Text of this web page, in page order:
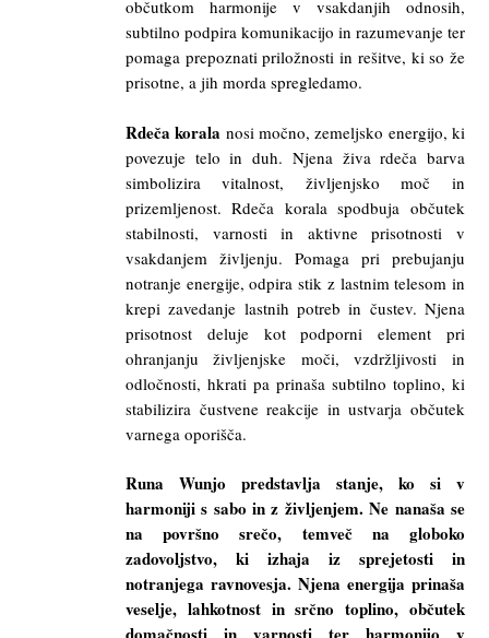
občutkom harmonije v vsakdanjih odnosih,
subtilno podpira komunikacijo in razumevanje ter
pomaga prepoznati priložnosti in rešitve, ki so že
prisotne, a jih morda spregledamo.
Rdeča korala nosi močno, zemeljsko energijo, ki
povezuje telo in duh. Njena živa rdeča barva
simbolizira vitalnost, življenjsko moč in
prizemljenost. Rdeča korala spodbuja občutek
stabilnosti, varnosti in aktivne prisotnosti v
vsakdanjem življenju. Pomaga pri prebujanju
notranje energije, odpira stik z lastnim telesom in
krepi zavedanje lastnih potreb in čustev. Njena
prisotnost deluje kot podporni element pri
ohranjanju življenjske moči, vzdržljivosti in
odločnosti, hkrati pa prinaša subtilno toplino, ki
stabilizira čustvene reakcije in ustvarja občutek
varnega oporišča.
Runa Wunjo predstavlja stanje, ko si v
harmoniji s sabo in z življenjem. Ne nanaša se
na površno srečo, temveč na globoko
zadovoljstvo, ki izhaja iz sprejetosti in
notranjega ravnovesja. Njena energija prinaša
veselje, lahkotnost in srčno toplino, občutek